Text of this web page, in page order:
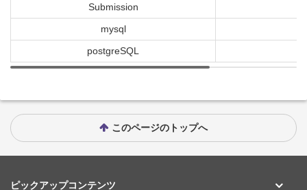
Submission
mysql
postgreSQL
このページのトップへ
ピックアップコンテンツ